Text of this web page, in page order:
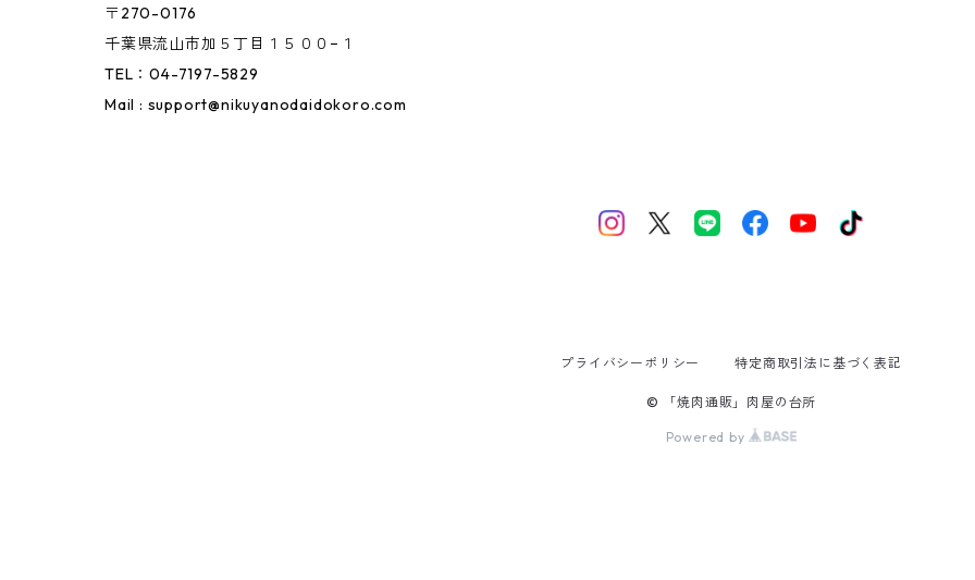
〒270-0176
千葉県流山市加５丁目１５００−１
TEL：04-7197-5829
Mail : support@nikuyanodaidokoro.com
プライバシーポリシー 特定商取引法に基づく表記
© 「焼肉通販」肉屋の台所
Powered by